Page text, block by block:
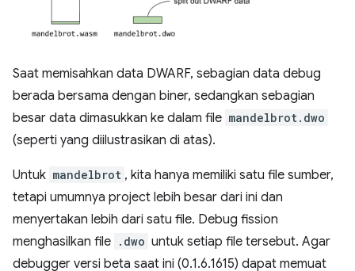
Saat memisahkan data DWARF, sebagian data debug
berada bersama dengan biner, sedangkan sebagian
besar data dimasukkan ke dalam file mandelbrot.dwo
(seperti yang diilustrasikan di atas).
Untuk mandelbrot , kita hanya memiliki satu file sumber,
tetapi umumnya project lebih besar dari ini dan
menyertakan lebih dari satu file. Debug fission
menghasilkan file .dwo untuk setiap file tersebut. Agar
debugger versi beta saat ini (0.1.6.1615) dapat memuat